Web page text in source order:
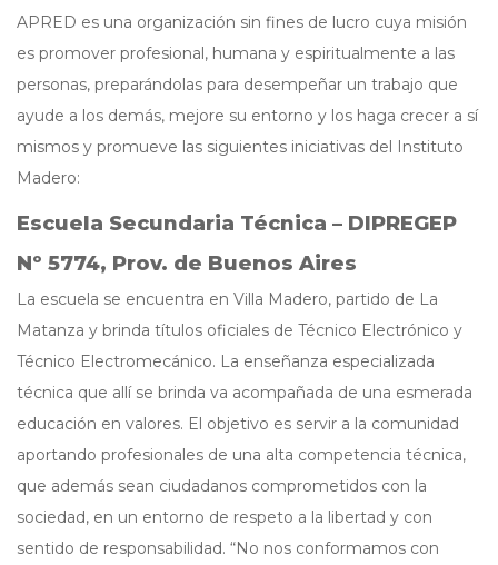
APRED es una organización sin fines de lucro cuya misión
es promover profesional, humana y espiritualmente a las
personas, preparándolas para desempeñar un trabajo que
ayude a los demás, mejore su entorno y los haga crecer a sí
mismos y promueve las siguientes iniciativas del Instituto
Madero:
Escuela Secundaria Técnica – DIPREGEP
Nº 5774, Prov. de Buenos Aires
La escuela se encuentra en Villa Madero, partido de La
Matanza y brinda títulos oficiales de Técnico Electrónico y
Técnico Electromecánico. La enseñanza especializada
técnica que allí se brinda va acompañada de una esmerada
educación en valores. El objetivo es servir a la comunidad
aportando profesionales de una alta competencia técnica,
que además sean ciudadanos comprometidos con la
sociedad, en un entorno de respeto a la libertad y con
sentido de responsabilidad. “No nos conformamos con